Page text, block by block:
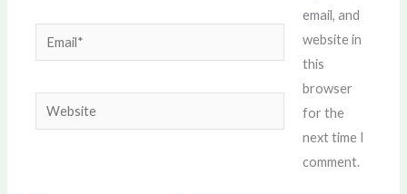
Email*
Website
email, and
website in
this
browser
for the
next time I
comment.